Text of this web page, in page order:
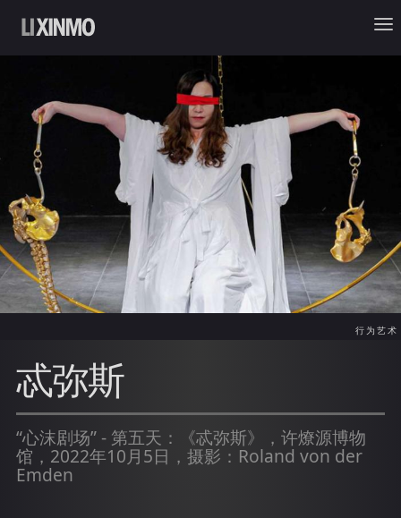
行为艺术
忒弥斯
“心沫剧场” - 第五天：《忒弥斯》，许燎源博物
馆，2022年10月5日，摄影：Roland von der
Emden